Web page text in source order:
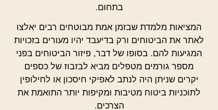
בתחום.
המציאות מלמדת שבזמן אמת מבוטחים רבים יאלצו
לאתר את הביטוחים ורק בדיעבד יהיו מעורים בזכויות
המגיעות להם. בסופו של דבר, פיזור הביטוחים בפני
מספר גורמים מטפלים מביא לבזבוז של כספים
יקרים שניתן היה לנתב לאפיקי חיסכון או לחילופין
לתוכניות ביטוח מטיבות ומקיפות יותר התואמת את
הצרכים.